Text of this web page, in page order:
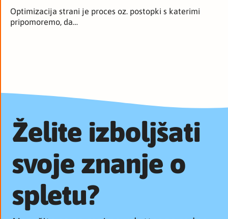
Optimizacija strani je proces oz. postopki s katerimi
pripomoremo, da…
Želite izboljšati
svoje znanje o
spletu?